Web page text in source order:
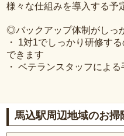
様々な仕組みを導入する予
◎バックアップ体制がしっ
・ 1対1でしっかり研修す
できます
・ ベテランスタッフによ
馬込駅周辺地域のお掃